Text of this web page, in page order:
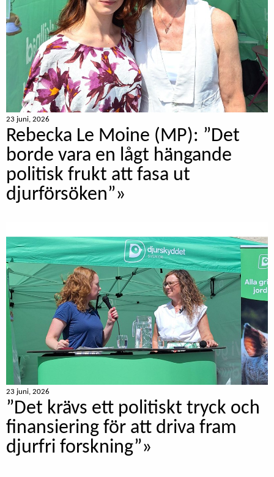
23 juni, 2026
Rebecka Le Moine (MP): ”Det
borde vara en lågt hängande
politisk frukt att fasa ut
djurförsöken”»
23 juni, 2026
”Det krävs ett politiskt tryck och
finansiering för att driva fram
djurfri forskning”»